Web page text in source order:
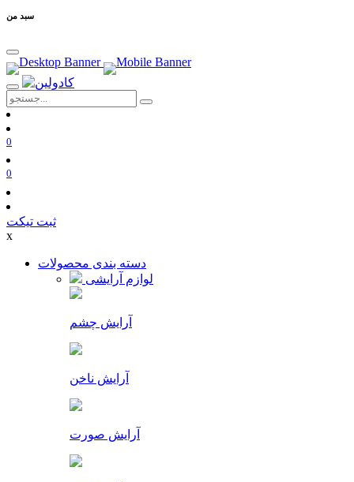
سبد من
0
0
ثبت تیکت
x
دسته بندی محصولات
لوازم آرایشی
آرایش چشم
آرایش ناخن
آرایش صورت